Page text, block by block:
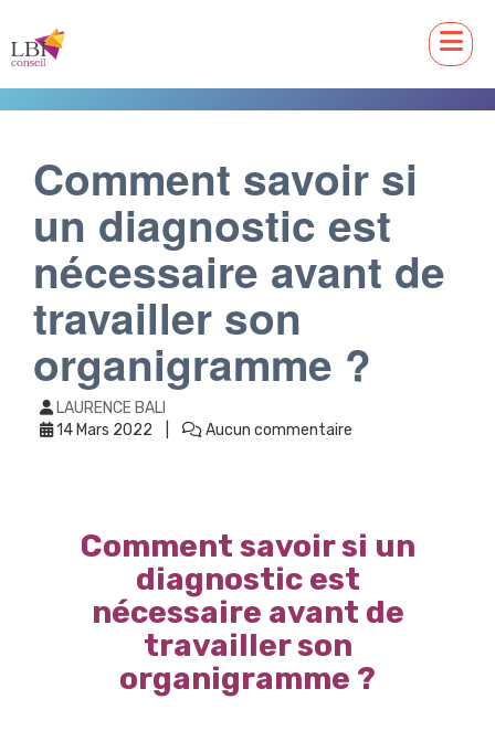
Comment savoir si
un diagnostic est
nécessaire avant de
travailler son
organigramme ?
LAURENCE BALI
14 Mars 2022
Aucun commentaire
Comment savoir si un
diagnostic est
nécessaire avant de
travailler son
organigramme ?